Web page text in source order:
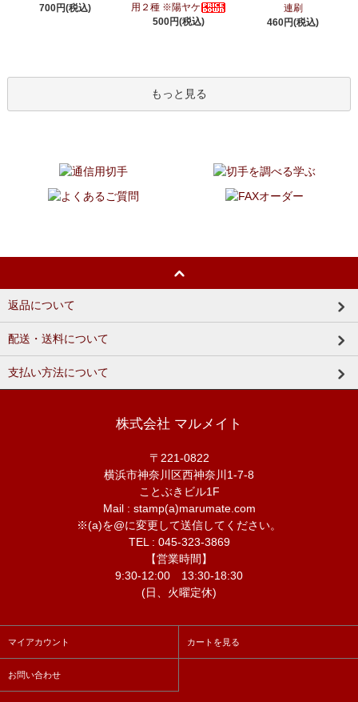
700円(税込)
用２種 ※陽ヤケ
500円(税込)
連刷
460円(税込)
もっと見る
返品について
配送・送料について
支払い方法について
株式会社 マルメイト
〒221-0822
横浜市神奈川区西神奈川1-7-8
ことぶきビル1F
Mail : stamp(a)marumate.com
※(a)を@に変更して送信してください。
TEL : 045-323-3869
【営業時間】
9:30-12:00 13:30-18:30
(日、火曜定休)
マイアカウント カートを見る
お問い合わせ